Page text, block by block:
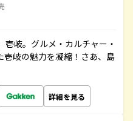
岐。グルメ・カルチャー・
壱岐の魅力を凝縮！さあ、島
詳細を見る